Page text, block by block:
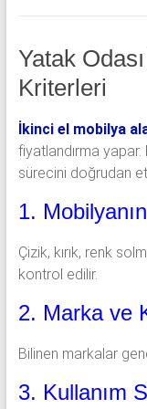
Yatak
Kriterleri
İkinci el mobilya
fiyatlandırma yapar.
sürecini doğrudan
1.
Çizik, kırık, renk
kontrol edilir.
2. Marka ve
Bilinen markalar
3. Kullanım